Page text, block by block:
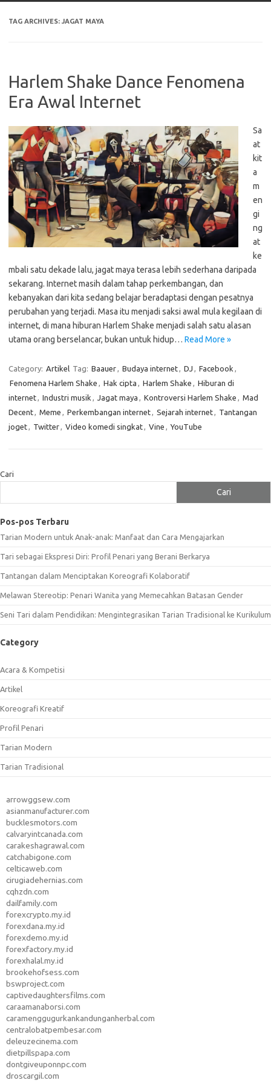
TAG ARCHIVES: JAGAT MAYA
Harlem Shake Dance Fenomena
Era Awal Internet
Sa
at
kit
a
m
en
gi
ng
at
ke
mbali satu dekade lalu, jagat maya terasa lebih sederhana daripada
sekarang. Internet masih dalam tahap perkembangan, dan
kebanyakan dari kita sedang belajar beradaptasi dengan pesatnya
perubahan yang terjadi. Masa itu menjadi saksi awal mula kegilaan di
internet, di mana hiburan Harlem Shake menjadi salah satu alasan
utama orang berselancar, bukan untuk hidup… Read More »
Category: Artikel Tag: Baauer, Budaya internet, DJ , Facebook ,
Fenomena Harlem Shake , Hak cipta , Harlem Shake , Hiburan di
internet, Industri musik , Jagat maya , Kontroversi Harlem Shake , Mad
Decent, Meme , Perkembangan internet, Sejarah internet, Tantangan
joget, Twitter, Video komedi singkat, Vine , YouTube
Cari
Cari
Pos-pos Terbaru
Tarian Modern untuk Anak-anak: Manfaat dan Cara Mengajarkan
Tari sebagai Ekspresi Diri: Profil Penari yang Berani Berkarya
Tantangan dalam Menciptakan Koreografi Kolaboratif
Melawan Stereotip: Penari Wanita yang Memecahkan Batasan Gender
Seni Tari dalam Pendidikan: Mengintegrasikan Tarian Tradisional ke Kurikulum
Category
Acara & Kompetisi
Artikel
Koreografi Kreatif
Profil Penari
Tarian Modern
Tarian Tradisional
arrowggsew.com
asianmanufacturer.com
bucklesmotors.com
calvaryintcanada.com
carakeshagrawal.com
catchabigone.com
celticaweb.com
cirugiadehernias.com
cqhzdn.com
dailfamily.com
forexcrypto.my.id
forexdana.my.id
forexdemo.my.id
forexfactory.my.id
forexhalal.my.id
brookehofsess.com
bswproject.com
captivedaughtersfilms.com
caraamanaborsi.com
caramenggugurkankandunganherbal.com
centralobatpembesar.com
deleuzecinema.com
dietpillspapa.com
dontgiveuponnpc.com
droscargil.com